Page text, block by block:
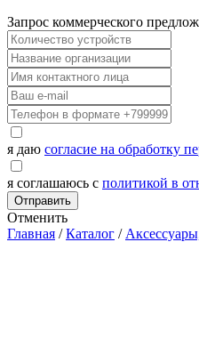
Запрос коммерческого
я даю согласие на обработку
я соглашаюсь с политикой в
Отправить
Отменить
Главная /Каталог /